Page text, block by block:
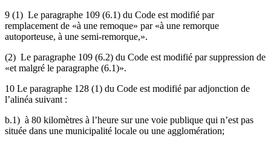
9 (1) Le paragraphe 109 (6.1) du Code est modifié par
remplacement de «à une remoque» par «à une remorque
autoporteuse, à une semi-remorque,».
(2) Le paragraphe 109 (6.2) du Code est modifié par suppression de
«et malgré le paragraphe (6.1)».
10 Le paragraphe 128 (1) du Code est modifié par adjonction de
l’alinéa suivant :
b.1) à 80 kilomètres à l’heure sur une voie publique qui n’est pas
située dans une municipalité locale ou une agglomération;